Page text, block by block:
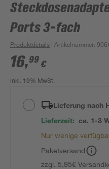
Ports 3-fach
Produktdetails | Artikelnummer:
16,99 €
inkl. 19% MwSt.
Lieferung nach
Lieferzeit: ca. 1-3
Nur wenige
Paketversand
zzgl. 5,95€